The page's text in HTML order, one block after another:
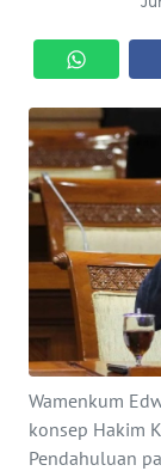
Wamenkum
konsep Hakim
Pendahuluan
KRIMINAL
EKUIN
SAINS-TEKNO
KESEHATAN
SERBA-SERBI
PENDIDIKAN